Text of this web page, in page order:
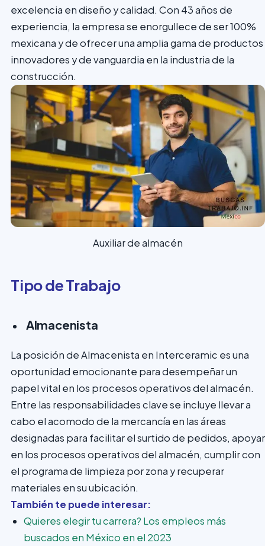
excelencia en diseño y calidad. Con 43 años de
experiencia, la empresa se enorgullece de ser 100%
mexicana y de ofrecer una amplia gama de productos
innovadores y de vanguardia en la industria de la
construcción.
Auxiliar de almacén
Tipo de Trabajo
Almacenista
La posición de Almacenista en Interceramic es una
oportunidad emocionante para desempeñar un
papel vital en los procesos operativos del almacén.
Entre las responsabilidades clave se incluye llevar a
cabo el acomodo de la mercancía en las áreas
designadas para facilitar el surtido de pedidos, apoyar
en los procesos operativos del almacén, cumplir con
el programa de limpieza por zona y recuperar
materiales en su ubicación.
También te puede interesar:
Quieres elegir tu carrera? Los empleos más
buscados en México en el 2023